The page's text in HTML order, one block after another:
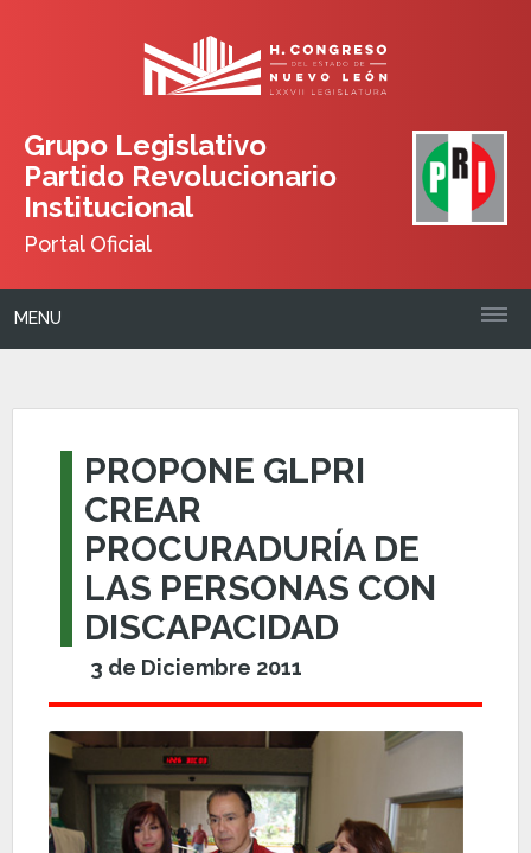
Grupo Legislativo
Partido Revolucionario
Institucional
Portal Oficial
MENU
PROPONE GLPRI
CREAR
PROCURADURÍA DE
LAS PERSONAS CON
DISCAPACIDAD
3 de Diciembre 2011